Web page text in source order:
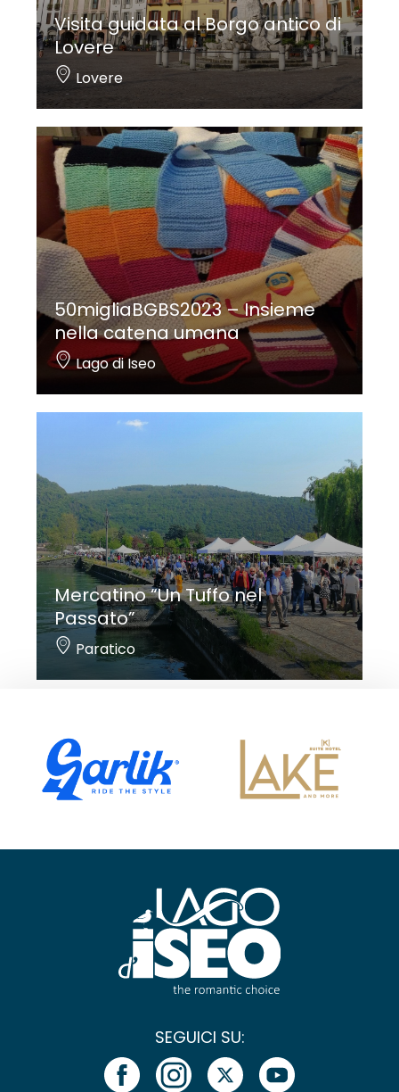
Visita guidata al Borgo antico di
Lovere
Lovere
50migliaBGBS2023 – Insieme
nella catena umana
Lago di Iseo
Mercatino “Un Tuffo nel
Passato”
Paratico
SEGUICI SU: